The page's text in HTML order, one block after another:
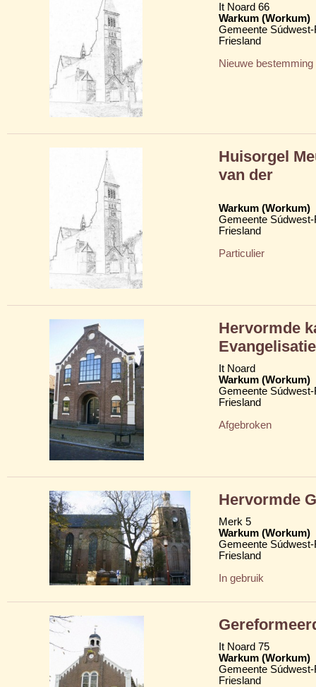
It Noard 66
Warkum (Workum)
Gemeente
Friesland
Nieuwe bestemming
Huisorgel
van der
Warkum (Workum)
Gemeente
Friesland
Particulier
Hervormde
It Noard
Warkum (Workum)
Gemeente
Friesland
Afgebroken
Hervormde
Merk 5
Warkum (Workum)
Gemeente
Friesland
In gebruik
It Noard 75
Warkum (Workum)
Gemeente
Friesland